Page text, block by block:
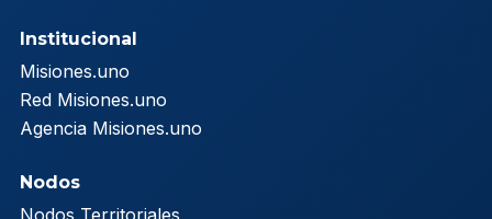
Institucional
Misiones.uno
Red Misiones.uno
Agencia Misiones.uno
Nodos